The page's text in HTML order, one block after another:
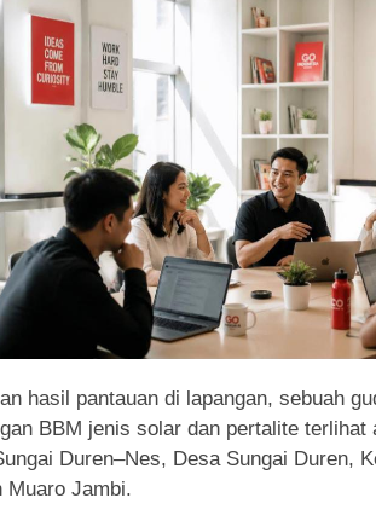
hasil pantauan di lapangan, sebuah
BBM jenis solar dan pertalite
Duren–Nes, Desa Sungai Duren,
Muaro Jambi.